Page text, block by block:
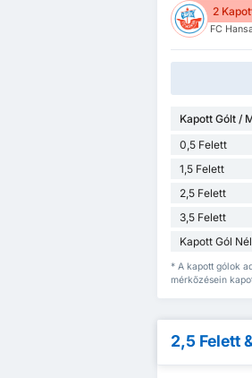
2
FC
Kapott Gólt /
0,5 Felett
1,5 Felett
2,5 Felett
3,5 Felett
Kapott Gól
* A kapott gólok
mérkőzésein
2,5 Felett